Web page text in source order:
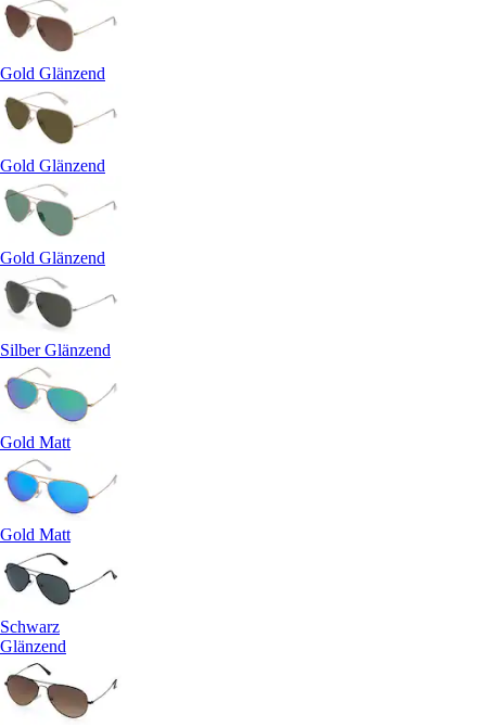
Gold Glänzend
Gold Glänzend
Gold Glänzend
Silber Glänzend
Gold Matt
Gold Matt
Schwarz
Glänzend